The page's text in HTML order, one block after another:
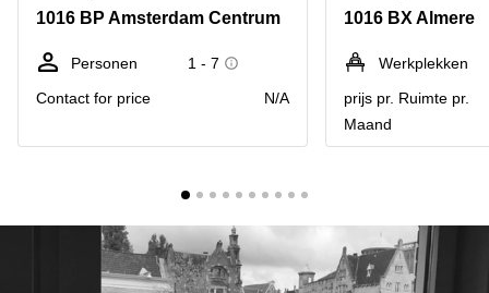
Hengelo
Hilversum
Hoofddorp
Reeuwijk
Business
Arnhem
Hilversum
1016 BP Amsterdam Centrum
Personen
1 - 7
Contact for price
N/A
1016 BX Almere
Werkplekken
prijs pr. Ruimte pr.
Maand